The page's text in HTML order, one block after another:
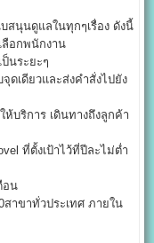
นดูแลในทุกๆเรื่อง ดังนี้
อกพนักงาน
นระยะๆ
ดียวและส่งคำสั่งไปยัง
ริการ เดินทางถึงลูกค้า
ที่ตั้งเป้าไว้ที่ปีละไม่ต่ำ
น
ขาทั่วประเทศ ภายใน